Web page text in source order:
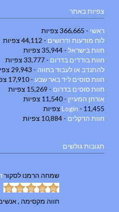
צפיות באתר
ראשי - 366,665 צפיות
לוח מודעות ודרושים - 44,112 צפיות
חוות בישראל - 35,944 צפיות
חוות בודדים בדרום - 33,777 צפיות
להתנדב או לעבוד בחווה - 29,943 צפיות
חוות סוסים ליד באר שבע - 17,910 צפיות
חוות סוסים בדרום - 15,269 צפיות
אורחן המעיין - 11,540 צפיות
Login - 11,455 צפיות
חוות הדקלים - 10,884 צפיות
תגובות גולשים
שמחה הרמנו לסקור
חווה מקסימה ,